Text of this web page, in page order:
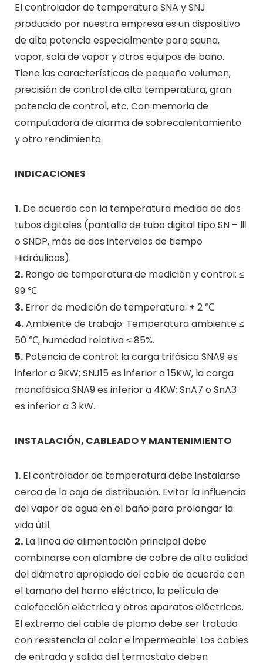
El controlador de temperatura SNA y SNJ
producido por nuestra empresa es un dispositivo
de alta potencia especialmente para sauna,
vapor, sala de vapor y otros equipos de baño.
Tiene las características de pequeño volumen,
precisión de control de alta temperatura, gran
potencia de control, etc. Con memoria de
computadora de alarma de sobrecalentamiento
y otro rendimiento.
INDICACIONES
1.De acuerdo con la temperatura medida de dos
tubos digitales (pantalla de tubo digital tipo SN – Ⅲ
o SNDP, más de dos intervalos de tiempo
Hidráulicos).
2.Rango de temperatura de medición y control: ≤
99 ℃
3.Error de medición de temperatura: ± 2 ℃
4.Ambiente de trabajo: Temperatura ambiente ≤
50 ℃, humedad relativa ≤ 85%.
5.Potencia de control: la carga trifásica SNA9 es
inferior a 9KW; SNJ15 es inferior a 15KW, la carga
monofásica SNA9 es inferior a 4KW; SnA7 o SnA3
es inferior a 3 kW.
INSTALACIÓN, CABLEADO Y MANTENIMIENTO
1.El controlador de temperatura debe instalarse
cerca de la caja de distribución. Evitar la influencia
del vapor de agua en el baño para prolongar la
vida útil.
2.La línea de alimentación principal debe
combinarse con alambre de cobre de alta calidad
del diámetro apropiado del cable de acuerdo con
el tamaño del horno eléctrico, la película de
calefacción eléctrica y otros aparatos eléctricos.
El extremo del cable de plomo debe ser tratado
con resistencia al calor e impermeable. Los cables
de entrada y salida del termostato deben